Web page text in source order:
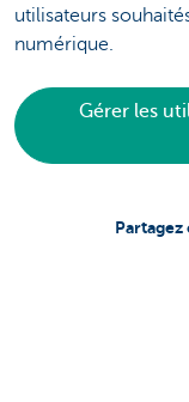
utilisateurs
numérique.
Gérer les
Partagez